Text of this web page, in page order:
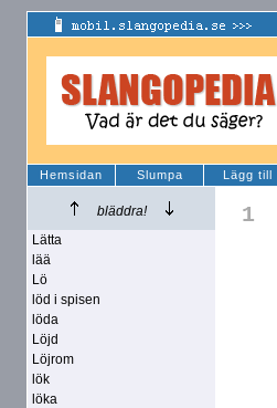
Hemsidan Slumpa Lägg till
bläddra!
Lätta
lää
Lö
löd i spisen
löda
Löjd
Löjrom
lök
löka
1